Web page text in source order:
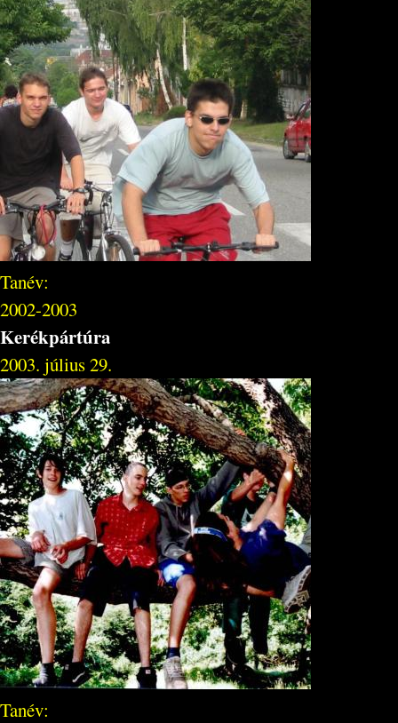
Tanév:
2002-2003
Kerékpártúra
2003. július 29.
Tanév: